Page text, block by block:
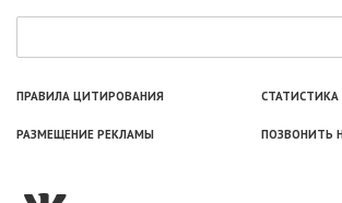
ПРАВИЛА ЦИТИРОВАНИЯ
РАЗМЕЩЕНИЕ РЕКЛАМЫ ПОЗВОНИТЬ